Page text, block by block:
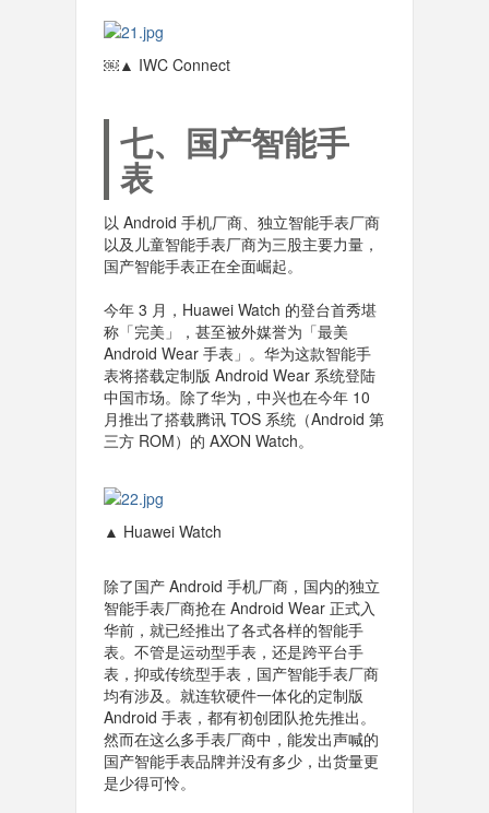
￼▲ IWC Connect
七、国产智能手
表
以 Android 手机厂商、独立智能手表厂商
以及儿童智能手表厂商为三股主要力量，
国产智能手表正在全面崛起。
今年 3 月，Huawei Watch 的登台首秀堪
称「完美」，甚至被外媒誉为「最美
Android Wear 手表」。华为这款智能手
表将搭载定制版 Android Wear 系统登陆
中国市场。除了华为，中兴也在今年 10
月推出了搭载腾讯 TOS 系统（Android 第
三方 ROM）的 AXON Watch。
▲ Huawei Watch
除了国产 Android 手机厂商，国内的独立
智能手表厂商抢在 Android Wear 正式入
华前，就已经推出了各式各样的智能手
表。不管是运动型手表，还是跨平台手
表，抑或传统型手表，国产智能手表厂商
均有涉及。就连软硬件一体化的定制版
Android 手表，都有初创团队抢先推出。
然而在这么多手表厂商中，能发出声喊的
国产智能手表品牌并没有多少，出货量更
是少得可怜。